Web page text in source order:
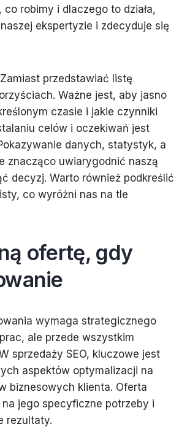
robimy i dlaczego to działa,
ekspertyzie i zdecyduje się
przedstawiać listę
Ważne jest, aby jasno
czasie i jakie czynniki
celów i oczekiwań jest
danych, statystyk, a
znacząco uwiarygodnić naszą
decyzj. Warto również podkreślić
co wyróżni nas na tle
ofertę, gdy
wymaga strategicznego
ale przede wszystkim
sprzedaży SEO, kluczowe jest
aspektów optymalizacji na
biznesowych klienta. Oferta
jego specyficzne potrzeby i
rezultaty.